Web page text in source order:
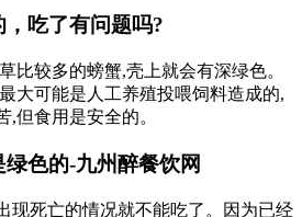
吃了有问题吗?
比较多的螃蟹,壳上就会有深绿色。
大可能是人工养殖投喂饲料造成的,
,但食用是安全的。
色的-九州醉餐饮网
现死亡的情况就不能吃了。因为已经